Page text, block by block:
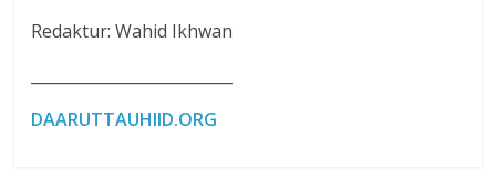
Redaktur: Wahid Ikhwan
DAARUTTAUHIID.ORG